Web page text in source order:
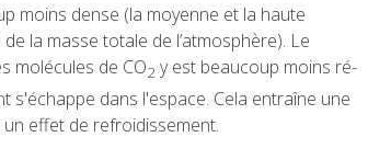
moins dense (la moyenne et la haute
la masse totale de l’atmosphère). Le
molécules de CO2 y est beaucoup moins ré-
s'échappe dans l'espace. Cela entraîne une
effet de refroidissement.